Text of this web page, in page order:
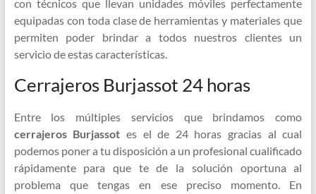
con técnicos que llevan unidades móviles perfectamente
equipadas con toda clase de herramientas y materiales que
permiten poder brindar a todos nuestros clientes un
servicio de estas características.
Cerrajeros Burjassot 24 horas
Entre los múltiples servicios que brindamos como
cerrajeros Burjassot es el de 24 horas gracias al cual
podemos poner a tu disposición a un profesional cualificado
rápidamente para que te de la solución oportuna al
problema que tengas en ese preciso momento. En